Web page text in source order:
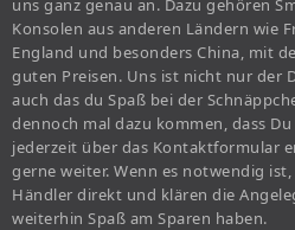
uns ganz genau an. Dazu gehören
Konsolen aus anderen Ländern wie
England und besonders China, mit
guten Preisen. Uns ist nicht nur der
auch das du Spaß bei der
dennoch mal dazu kommen, dass
jederzeit über das Kontaktformular
gerne weiter. Wenn es notwendig
Händler direkt und klären die
weiterhin Spaß am Sparen haben.